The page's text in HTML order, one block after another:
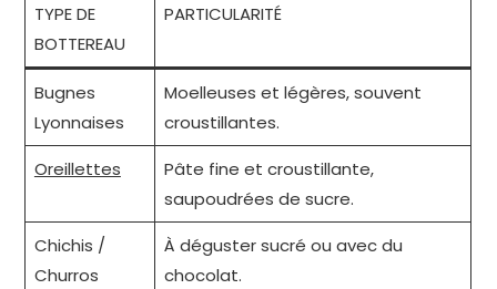
TYPE DE
BOTTEREAU
PARTICULARITÉ
Bugnes
Lyonnaises
Moelleuses et légères, souvent
croustillantes.
Oreillettes
Pâte fine et croustillante,
saupoudrées de sucre.
Chichis /
Churros
À déguster sucré ou avec du
chocolat.